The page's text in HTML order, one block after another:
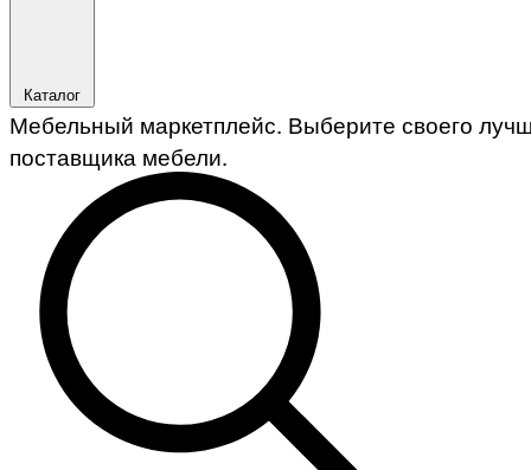
Каталог
Мебельный маркетплейс. Выберите своего
поставщика мебели.